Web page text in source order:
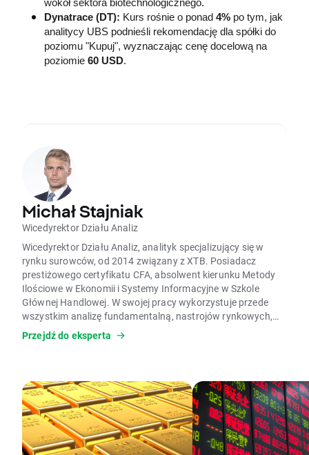
wokół sektora biotechnologicznego.
Dynatrace (DT): Kurs rośnie o ponad 4% po tym, jak
analitycy UBS podnieśli rekomendację dla spółki do
poziomu "Kupuj", wyznaczając cenę docelową na
poziomie 60 USD.
Michał Stajniak
Wicedyrektor Działu Analiz
Wicedyrektor Działu Analiz, analityk specjalizujący się w
rynku surowców, od 2014 związany z XTB. Posiadacz
prestiżowego certyfikatu CFA, absolwent kierunku Metody
Ilościowe w Ekonomii i Systemy Informacyjne w Szkole
Głównej Handlowej. W swojej pracy wykorzystuje przede
wszystkim analizę fundamentalną, nastrojów rynkowych,
wspierając się analizą techniczną przy znajdowaniu
punktów zwrotnych. Gość mediów biznesowych oraz
Przejdź do eksperta